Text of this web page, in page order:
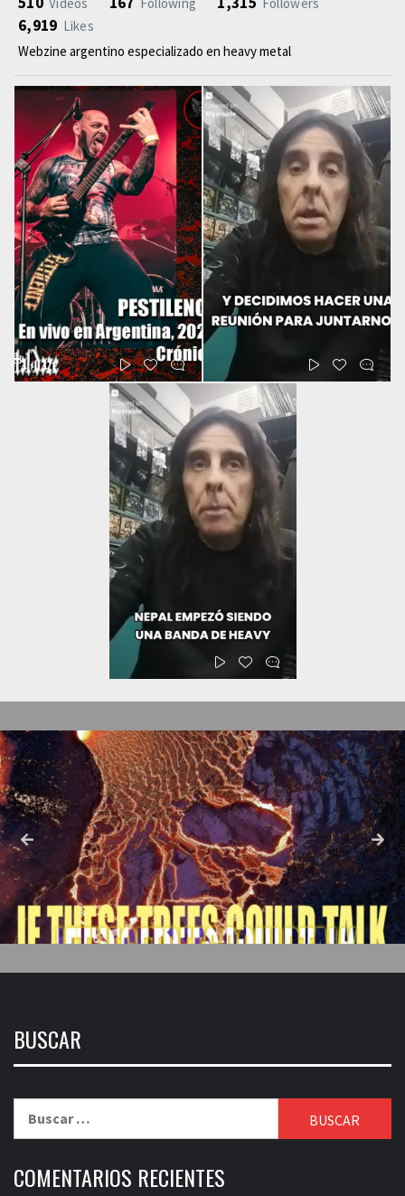
6,919 Likes
Webzine argentino especializado en heavy metal
BUSCAR
COMENTARIOS RECIENTES